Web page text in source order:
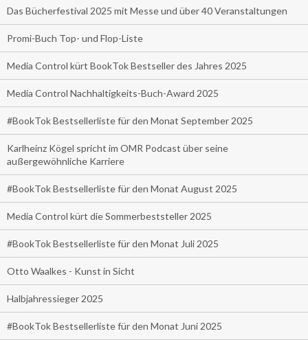
Das Bücherfestival 2025 mit Messe und über 40 Veranstaltungen
Promi-Buch Top- und Flop-Liste
Media Control kürt BookTok Bestseller des Jahres 2025
Media Control Nachhaltigkeits-Buch-Award 2025
#BookTok Bestsellerliste für den Monat September 2025
Karlheinz Kögel spricht im OMR Podcast über seine
außergewöhnliche Karriere
#BookTok Bestsellerliste für den Monat August 2025
Media Control kürt die Sommerbeststeller 2025
#BookTok Bestsellerliste für den Monat Juli 2025
Otto Waalkes - Kunst in Sicht
Halbjahressieger 2025
#BookTok Bestsellerliste für den Monat Juni 2025